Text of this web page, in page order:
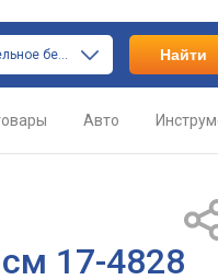
только постельное белье Найти
Авто
17-4828